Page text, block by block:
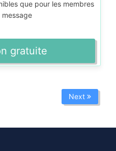
que pour les membres
gratuite
Next